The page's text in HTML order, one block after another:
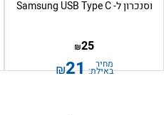
וסנכרון ל- Samsung USB Type C
25
₪
מחיר
באילת: 21
₪